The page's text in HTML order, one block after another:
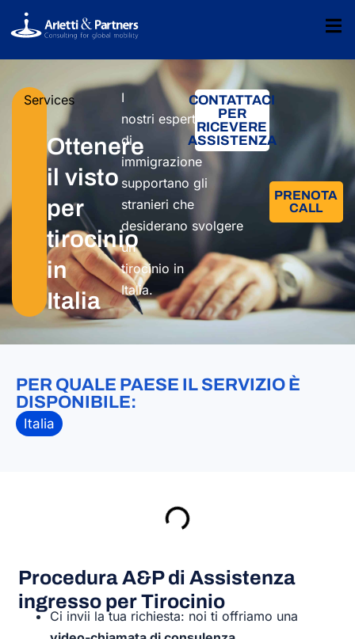
Services
Ottenere
il visto
per
tirocinio
in
Italia​
I
nostri esperti
di
immigrazione
supportano gli
stranieri che
desiderano svolgere
un
tirocinio in
Italia.
CONTATTACI
PER
RICEVERE
ASSISTENZA
PRENOTA
CALL
PER QUALE PAESE IL SERVIZIO È
DISPONIBILE:
Italia
Procedura A&P di Assistenza
ingresso per Tirocinio
Ci invii la tua richiesta: noi ti offriamo una